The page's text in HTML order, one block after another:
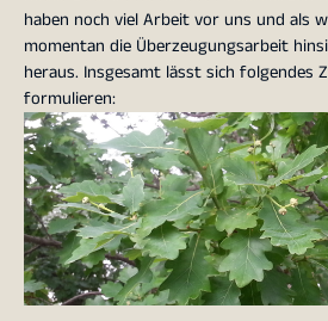
haben noch viel Arbeit vor uns und als
momentan die Überzeugungsarbeit
heraus. Insgesamt lässt sich folgendes
formulieren: